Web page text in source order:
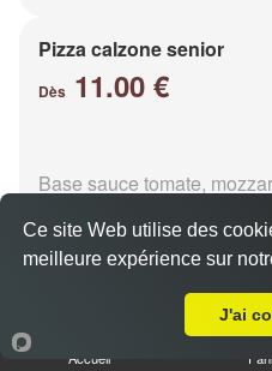
Pizza calzone senior
Dès 11.00 €
Base sauce tomate,
Pizza 4 fromages senior
Accueil
Ce site Web utilise des
meilleure expérience sur
J'ai